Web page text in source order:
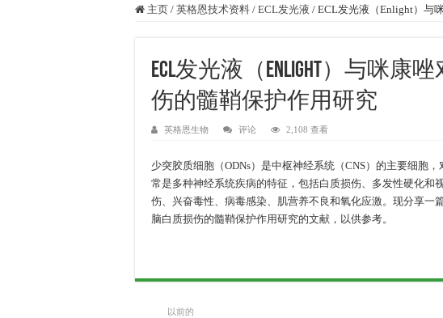
主页 / 英格恩技术资料 / ECL发光液 / ECL发光液（Enlight）与
ECL发光液（Enlight）与咪康
伤的髓鞘保护作用研究
英格恩生物 评论 2,108 查看
少突胶质细胞（ODNs）是中枢神经系统（CNS）的主要细胞
常是多种神经系统疾病的特征，包括白质损伤、多发性硬化和
伤、兴奋毒性、病毒感染、肌营养不良和氧化应激。现分享一
脑白质损伤的髓鞘保护作用研究的文献，以供参考。
以前的